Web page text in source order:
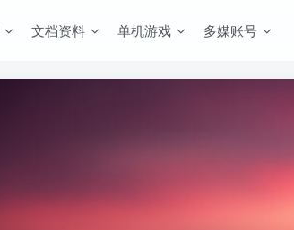
文档资料 单机游戏 多媒账号